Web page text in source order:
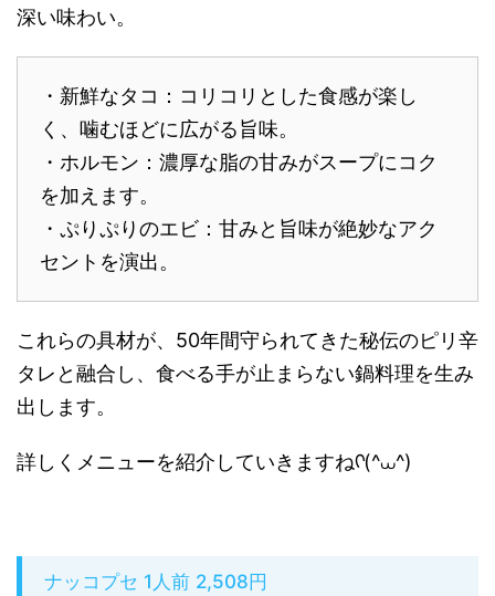
深い味わい。
・新鮮なタコ：コリコリとした食感が楽し
く、噛むほどに広がる旨味。
・ホルモン：濃厚な脂の甘みがスープにコク
を加えます。
・ぷりぷりのエビ：甘みと旨味が絶妙なアク
セントを演出。
これらの具材が、50年間守られてきた秘伝のピリ辛
タレと融合し、食べる手が止まらない鍋料理を生み
出します。
詳しくメニューを紹介していきますねᡣ(^⩊^)
ナッコプセ 1人前 2,508円